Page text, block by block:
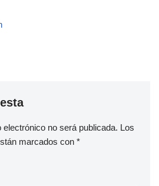
no será publicada. Los
marcados con *